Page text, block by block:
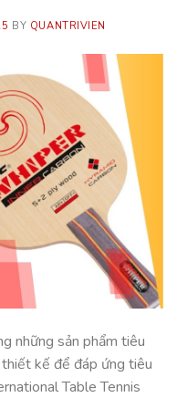
BY QUANTRIVIEN
những sản phẩm tiêu
kế để đáp ứng tiêu
Table Tennis